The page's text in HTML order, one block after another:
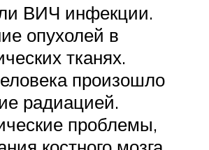
ВИЧ инфекции.
опухолей в
тканях.
произошло
радиацией.
проблемы,